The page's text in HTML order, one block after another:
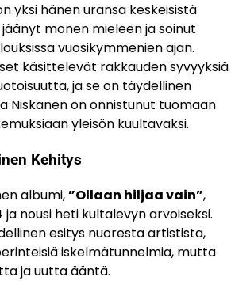
yksi hänen uransa keskeisistä
monen mieleen ja soinut
vuosikymmenien ajan.
käsittelevät rakkauden syvyyksiä
ja se on täydellinen
Niskanen on onnistunut tuomaan
yleisön kuultavaksi.
Kehitys
albumi,”Ollaan hiljaa vain”,
ja nousi heti kultalevyn arvoiseksi.
esitys nuoresta artistista,
iskelmätunnelmia, mutta
ja uutta ääntä.